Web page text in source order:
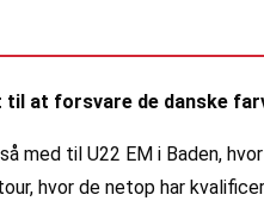
til at forsvare de danske
med til U22 EM i Baden,
hvor de netop har